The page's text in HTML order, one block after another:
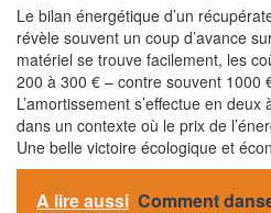
Le bilan énergétique d’un
révèle souvent un coup d’avance
matériel se trouve facilement, les
200 à 300 € – contre souvent 1000
L’amortissement s’effectue en
dans un contexte où le prix de
Une belle victoire écologique et
A lire aussi Comment